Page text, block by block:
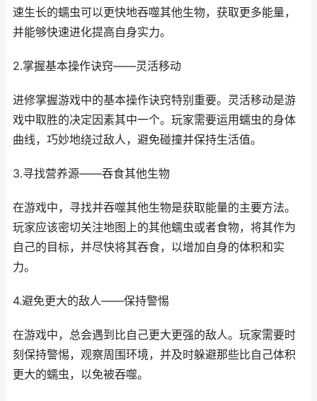
速生长的蠕虫可以更快地吞噬其他生物，获取更多能量，
并能够快速进化提高自身实力。
2.掌握基本操作诀窍——灵活移动
进修掌握游戏中的基本操作诀窍特别重要。灵活移动是游
戏中取胜的决定因素其中一个。玩家需要运用蠕虫的身体
曲线，巧妙地绕过敌人，避免碰撞并保持生活值。
3.寻找营养源——吞食其他生物
在游戏中，寻找并吞噬其他生物是获取能量的主要方法。
玩家应该密切关注地图上的其他蠕虫或者食物，将其作为
自己的目标，并尽快将其吞食，以增加自身的体积和实
力。
4.避免更大的敌人——保持警惕
在游戏中，总会遇到比自己更大更强的敌人。玩家需要时
刻保持警惕，观察周围环境，并及时躲避那些比自己体积
更大的蠕虫，以免被吞噬。